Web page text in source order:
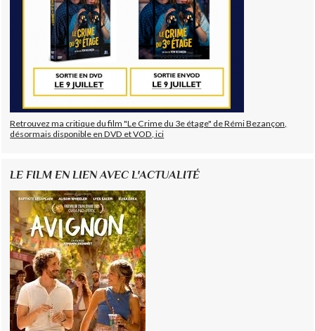
Retrouvez ma critique du film "Le Crime du 3e étage" de Rémi Bezançon,
désormais disponible en DVD et VOD, ici
LE FILM EN LIEN AVEC L'ACTUALITÉ